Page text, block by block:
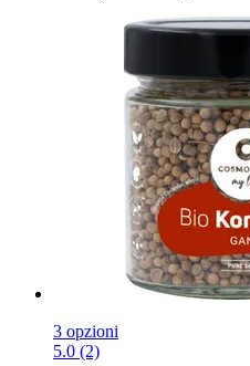
3 opzioni
5.0 (2)